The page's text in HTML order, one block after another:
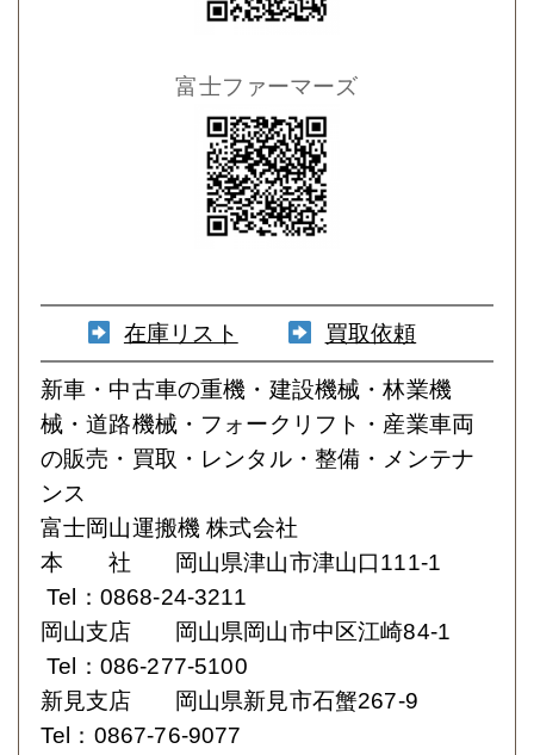
富士ファーマーズ
在庫リスト 買取依頼
新車・中古車の重機・建設機械・林業機
械・道路機械・フォークリフト・産業車両
の販売・買取・レンタル・整備・メンテナ
ンス
富士岡山運搬機 株式会社
本 社 岡山県津山市津山口111-1
Tel：0868-24-3211
岡山支店 岡山県岡山市中区江崎84-1
Tel：086-277-5100
新見支店 岡山県新見市石蟹267-9
Tel：0867-76-9077